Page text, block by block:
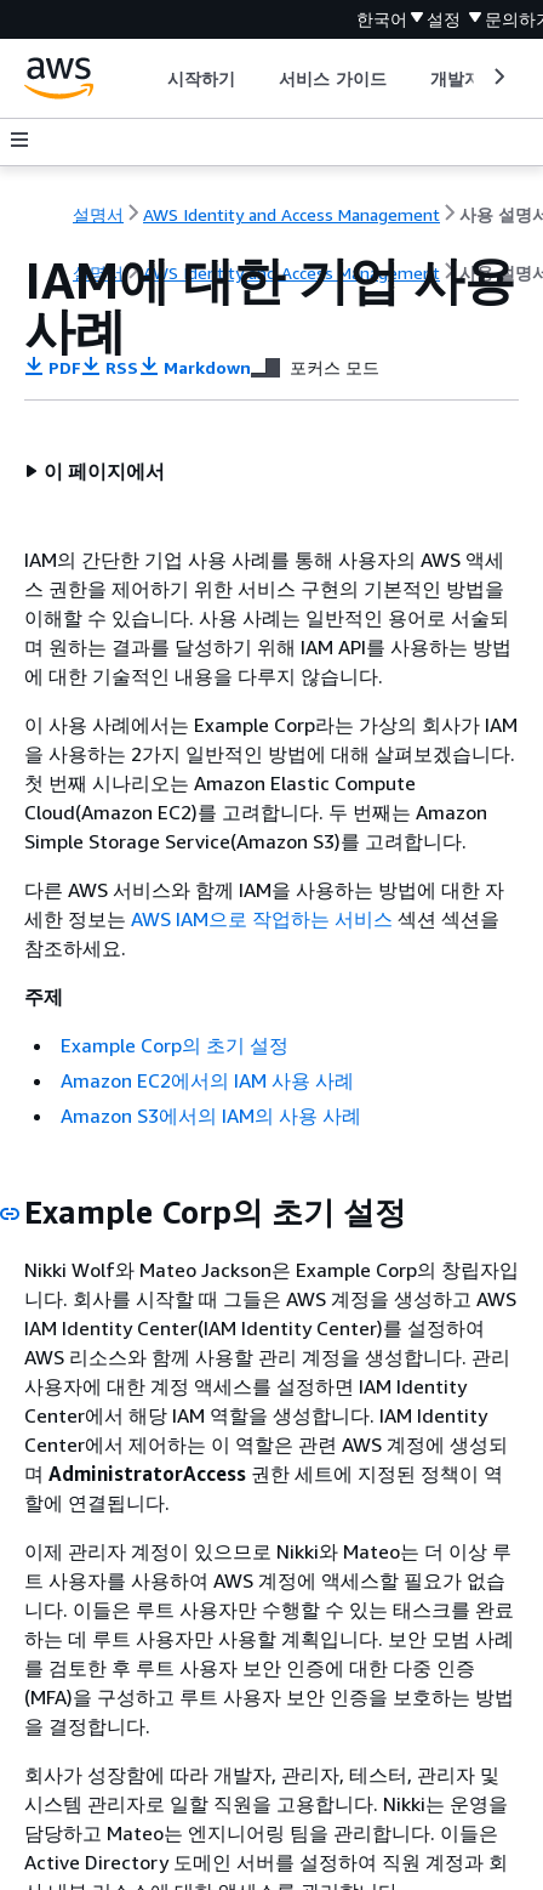
한국어 설정 문의하
시작하기 서비스 가이드 개발자 도구
설명서 AWS Identity and Access Management 사용 설명
설명서 AWS Identity and Access Management 사용 설명
IAM에 대한 기업 사용
사례
PDF RSS Markdown 포커스 모드
이 페이지에서
IAM의 간단한 기업 사용 사례를 통해 사용자의 AWS 액세
스 권한을 제어하기 위한 서비스 구현의 기본적인 방법을
이해할 수 있습니다. 사용 사례는 일반적인 용어로 서술되
며 원하는 결과를 달성하기 위해 IAM API를 사용하는 방법
에 대한 기술적인 내용을 다루지 않습니다.
이 사용 사례에서는 Example Corp라는 가상의 회사가 IAM
을 사용하는 2가지 일반적인 방법에 대해 살펴보겠습니다.
첫 번째 시나리오는 Amazon Elastic Compute
Cloud(Amazon EC2)를 고려합니다. 두 번째는 Amazon
Simple Storage Service(Amazon S3)를 고려합니다.
다른 AWS 서비스와 함께 IAM을 사용하는 방법에 대한 자
세한 정보는 AWS IAM으로 작업하는 서비스 섹션 섹션을
참조하세요.
주제
Example Corp의 초기 설정
Amazon EC2에서의 IAM 사용 사례
Amazon S3에서의 IAM의 사용 사례
Example Corp의 초기 설정
Nikki Wolf와 Mateo Jackson은 Example Corp의 창립자입
니다. 회사를 시작할 때 그들은 AWS 계정을 생성하고 AWS
IAM Identity Center(IAM Identity Center)를 설정하여
AWS 리소스와 함께 사용할 관리 계정을 생성합니다. 관리
사용자에 대한 계정 액세스를 설정하면 IAM Identity
Center에서 해당 IAM 역할을 생성합니다. IAM Identity
Center에서 제어하는 이 역할은 관련 AWS 계정에 생성되
며 AdministratorAccess 권한 세트에 지정된 정책이 역
할에 연결됩니다.
이제 관리자 계정이 있으므로 Nikki와 Mateo는 더 이상 루
트 사용자를 사용하여 AWS 계정에 액세스할 필요가 없습
니다. 이들은 루트 사용자만 수행할 수 있는 태스크를 완료
하는 데 루트 사용자만 사용할 계획입니다. 보안 모범 사례
를 검토한 후 루트 사용자 보안 인증에 대한 다중 인증
(MFA)을 구성하고 루트 사용자 보안 인증을 보호하는 방법
을 결정합니다.
회사가 성장함에 따라 개발자, 관리자, 테스터, 관리자 및
시스템 관리자로 일할 직원을 고용합니다. Nikki는 운영을
담당하고 Mateo는 엔지니어링 팀을 관리합니다. 이들은
Active Directory 도메인 서버를 설정하여 직원 계정과 회